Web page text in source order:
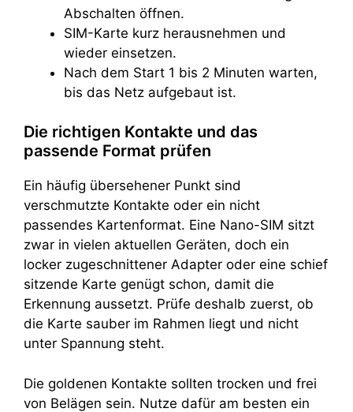
Abschalten öffnen.
SIM-Karte kurz herausnehmen und
wieder einsetzen.
Nach dem Start 1 bis 2 Minuten warten,
bis das Netz aufgebaut ist.
Die richtigen Kontakte und das
passende Format prüfen
Ein häufig übersehener Punkt sind
verschmutzte Kontakte oder ein nicht
passendes Kartenformat. Eine Nano-SIM sitzt
zwar in vielen aktuellen Geräten, doch ein
locker zugeschnittener Adapter oder eine schief
sitzende Karte genügt schon, damit die
Erkennung aussetzt. Prüfe deshalb zuerst, ob
die Karte sauber im Rahmen liegt und nicht
unter Spannung steht.
Die goldenen Kontakte sollten trocken und frei
von Belägen sein. Nutze dafür am besten ein